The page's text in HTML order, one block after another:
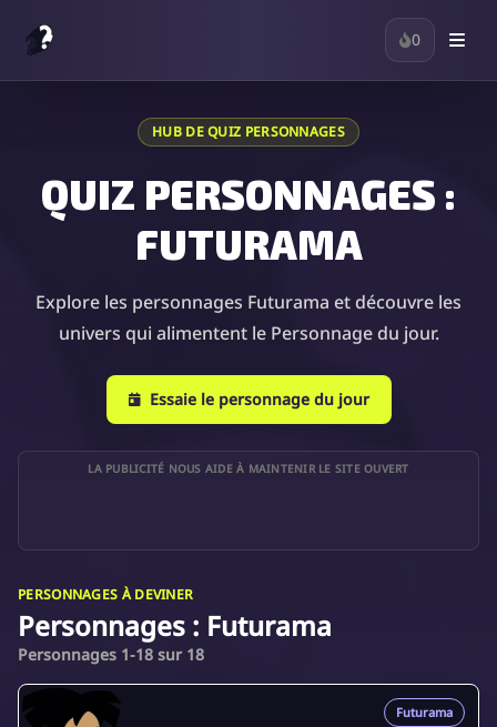
0
HUB DE QUIZ PERSONNAGES
QUIZ PERSONNAGES :
FUTURAMA
Explore les personnages Futurama et découvre les
univers qui alimentent le Personnage du jour.
Essaie le personnage du jour
LA PUBLICITÉ NOUS AIDE À MAINTENIR LE SITE OUVERT
PERSONNAGES À DEVINER
Personnages : Futurama
Personnages 1-18 sur 18
Futurama